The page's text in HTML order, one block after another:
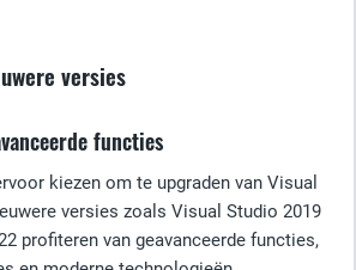
versies
functies
kiezen om te upgraden van Visual
versies zoals Visual Studio 2019
profiteren van geavanceerde functies,